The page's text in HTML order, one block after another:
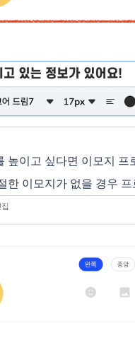
높이고 싶다면 이모지
한 이모지가 없을 경우